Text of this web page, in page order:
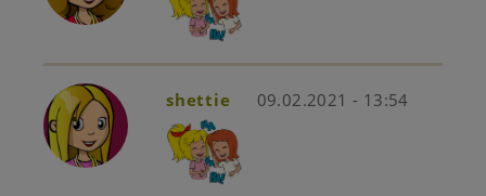
shettie 09.02.2021 - 13:54